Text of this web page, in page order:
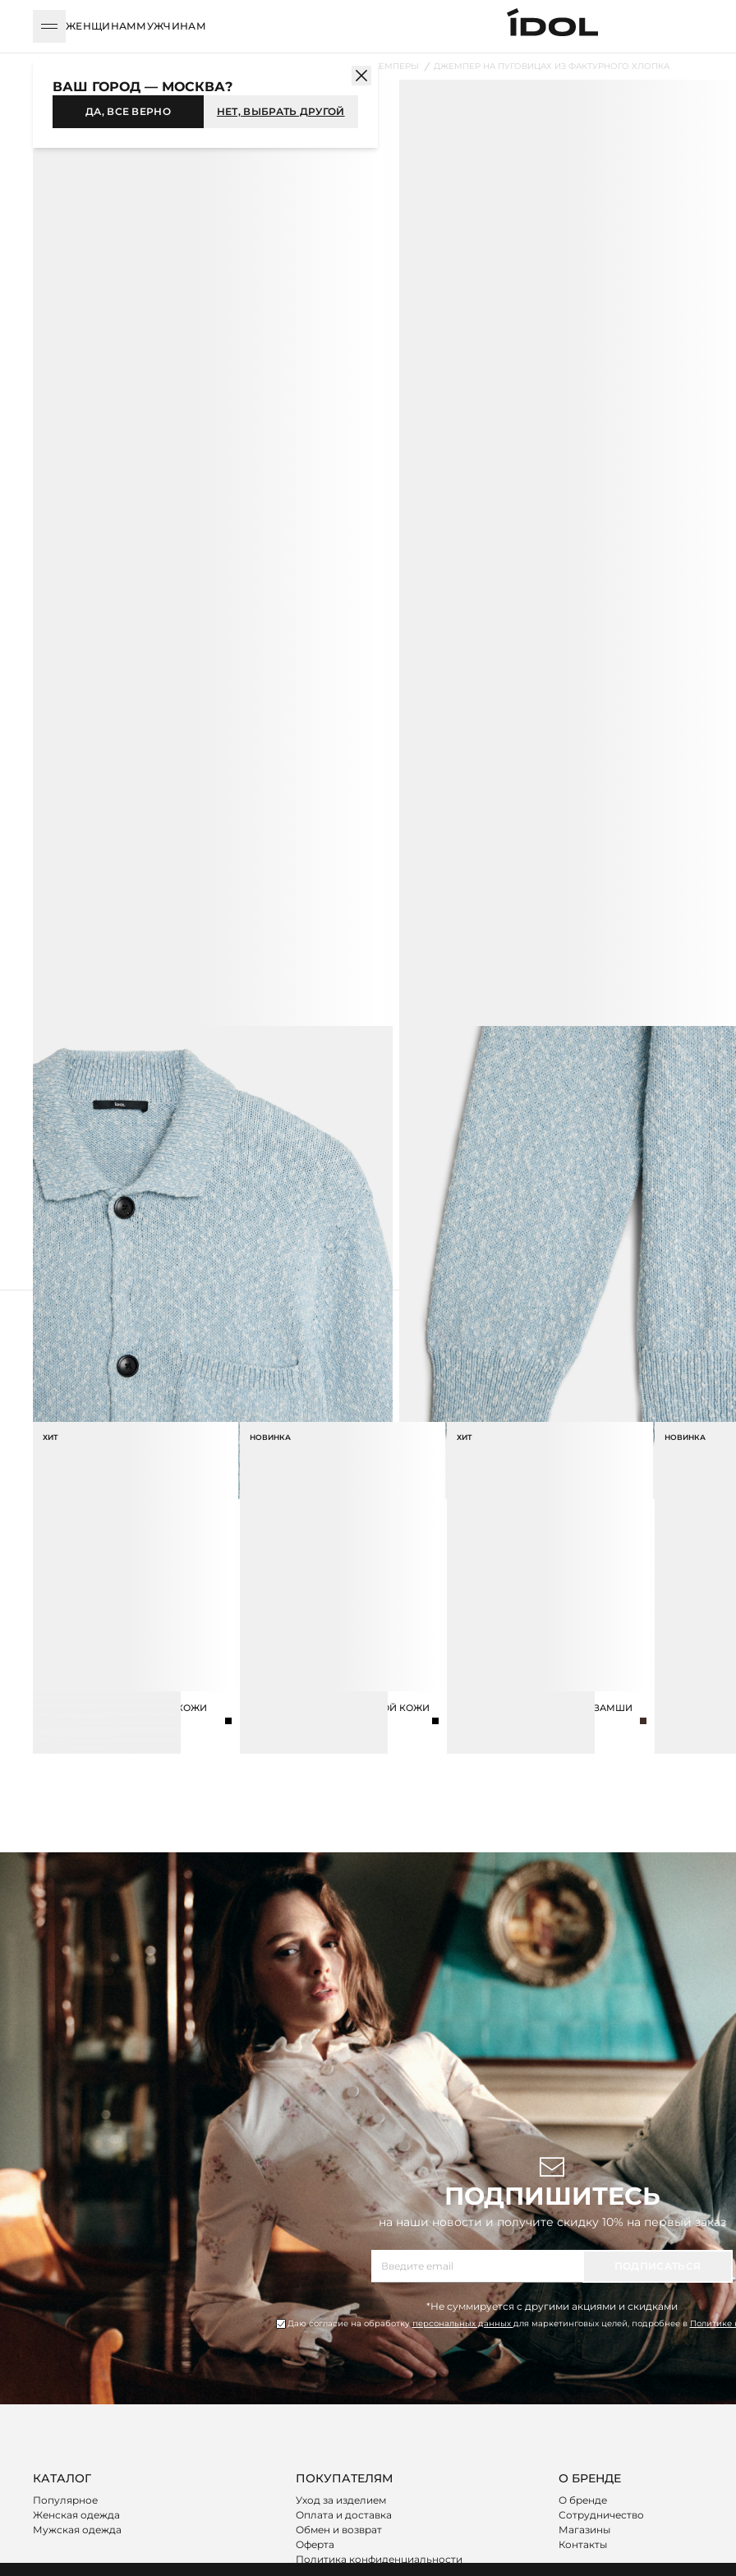
ЖЕНЩИНАММУЖЧИНАМ
ДЖЕМПЕРЫ ДЖЕМПЕР НА ПУГОВИЦАХ ИЗ ФАКТУРНОГО ХЛОПКА
НОВИНКА
СОЧЕТАЕТСЯ С
ХИТ
РЕМЕНЬ ИЗ НАТУРАЛЬНОЙ КОЖИ
НОВИНКА
САНДАЛИИ ИЗ НАТУРАЛЬНОЙ КОЖИ
ХИТ
ЛОФЕРЫ ИЗ НАТУРАЛЬНОЙ ЗАМШИ
НОВИНКА
ПОДПИШИТЕСЬ
на наши новости и получите скидку 10% на первый заказ
*Не суммируется с другими акциями и скидками
Даю согласие на обработкуперсональных данных для маркетинговых целей, подробнее вПолитике
ВАШ ГОРОД — МОСКВА?
ДА, ВСЕ ВЕРНО НЕТ, ВЫБРАТЬ ДРУГОЙ
КАТАЛОГ
Популярное
Женская одежда
Мужская одежда
ПОКУПАТЕЛЯМ
Уход за изделием
Оплата и доставка
Обмен и возврат
Оферта
Политика конфиденциальности
О БРЕНДЕ
О бренде
Сотрудничество
Магазины
Контакты